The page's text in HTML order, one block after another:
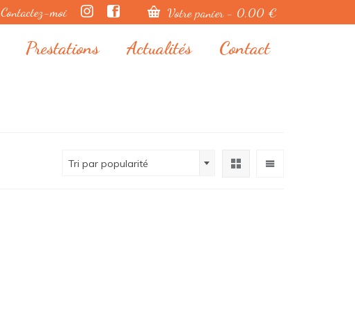
Contactez-moi Votre panier - 0,00 €
Prestations Actualités Contact
Tri par popularité